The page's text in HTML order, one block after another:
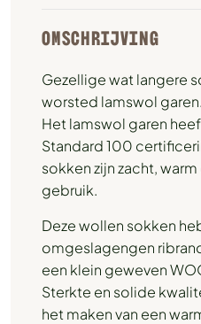
OMSCHRIJVING
Gezellige wat langere
worsted lamswol garen.
Het lamswol garen
Standard 100
sokken zijn zacht, warm
gebruik.
Deze wollen sokken
omgeslagengen
een klein geweven
Sterkte en solide
het maken van een